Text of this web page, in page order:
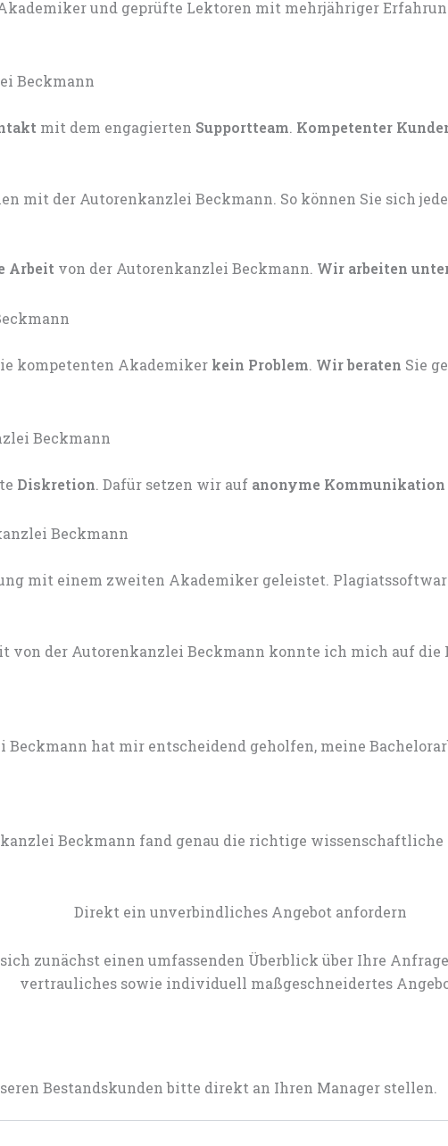
und geprüfte Lektoren mit mehrjähriger
mit dem engagierten Supportteam. Kompetenter
Arbeit von der Autorenkanzlei Beckmann. Wir arbeiten
kompetenten Akademiker kein Problem. Wir beraten Sie
Diskretion. Dafür setzen wir auf anonyme Kommunikation
mit einem zweiten Akademiker geleistet.
von der Autorenkanzlei Beckmann konnte ich mich auf
hat mir entscheidend geholfen, meine
Beckmann fand genau die richtige wissenschaftliche
Direkt ein unverbindliches Angebot anfordern
zunächst einen umfassenden Überblick über Ihre
vertrauliches sowie individuell maßgeschneidertes
Bestandskunden bitte direkt an Ihren Manager stellen.